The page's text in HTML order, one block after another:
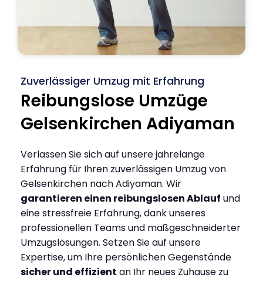
Zuverlässiger Umzug mit Erfahrung
Reibungslose Umzüge
Gelsenkirchen Adiyaman
Verlassen Sie sich auf unsere jahrelange
Erfahrung für Ihren zuverlässigen Umzug von
Gelsenkirchen nach Adiyaman. Wir
garantieren einen reibungslosen Ablauf und
eine stressfreie Erfahrung, dank unseres
professionellen Teams und maßgeschneiderter
Umzugslösungen. Setzen Sie auf unsere
Expertise, um Ihre persönlichen Gegenstände
sicher und effizient an Ihr neues Zuhause zu